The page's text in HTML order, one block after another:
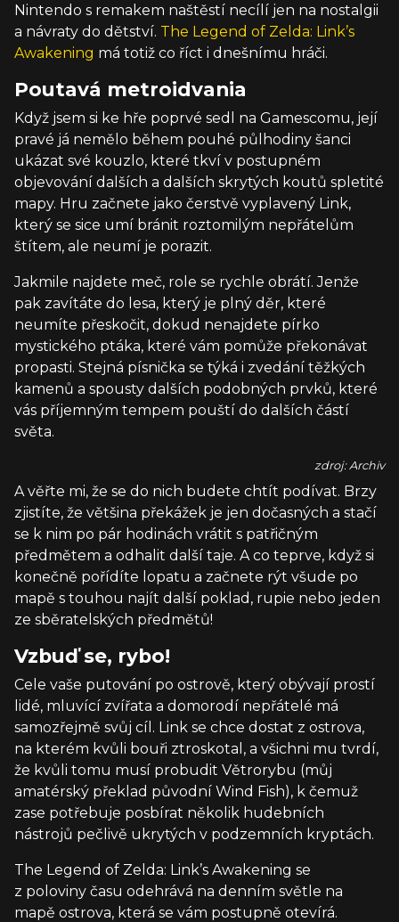
Nintendo s remakem naštěstí necílí jen na nostalgii
a návraty do dětství. The Legend of Zelda: Link’s
Awakening má totiž co říct i dnešnímu hráči.
Poutavá metroidvania
Když jsem si ke hře poprvé sedl na Gamescomu, její
pravé já nemělo během pouhé půlhodiny šanci
ukázat své kouzlo, které tkví v postupném
objevování dalších a dalších skrytých koutů spletité
mapy. Hru začnete jako čerstvě vyplavený Link,
který se sice umí bránit roztomilým nepřátelům
štítem, ale neumí je porazit.
Jakmile najdete meč, role se rychle obrátí. Jenže
pak zavítáte do lesa, který je plný děr, které
neumíte přeskočit, dokud nenajdete pírko
mystického ptáka, které vám pomůže překonávat
propasti. Stejná písnička se týká i zvedání těžkých
kamenů a spousty dalších podobných prvků, které
vás příjemným tempem pouští do dalších částí
světa.
zdroj: Archiv
A věřte mi, že se do nich budete chtít podívat. Brzy
zjistíte, že většina překážek je jen dočasných a stačí
se k nim po pár hodinách vrátit s patřičným
předmětem a odhalit další taje. A co teprve, když si
konečně pořídíte lopatu a začnete rýt všude po
mapě s touhou najít další poklad, rupie nebo jeden
ze sběratelských předmětů!
Vzbuď se, rybo!
Cele vaše putování po ostrově, který obývají prostí
lidé, mluvící zvířata a domorodí nepřátelé má
samozřejmě svůj cíl. Link se chce dostat z ostrova,
na kterém kvůli bouři ztroskotal, a všichni mu tvrdí,
že kvůli tomu musí probudit Větrorybu (můj
amatérský překlad původní Wind Fish), k čemuž
zase potřebuje posbírat několik hudebních
nástrojů pečlivě ukrytých v podzemních kryptách.
The Legend of Zelda: Link’s Awakening se
z poloviny času odehrává na denním světle na
mapě ostrova, která se vám postupně otevírá.